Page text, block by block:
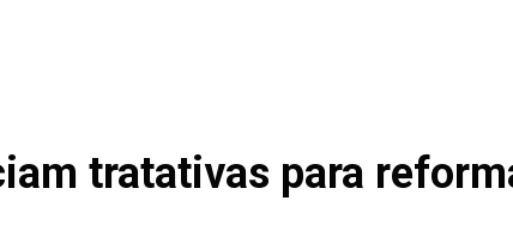
tratativas para